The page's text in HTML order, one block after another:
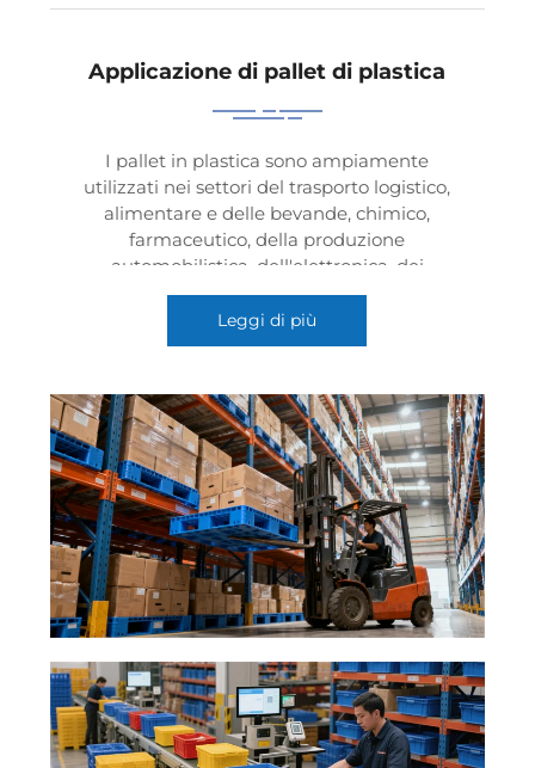
Applicazione di pallet di plastica
I pallet in plastica sono ampiamente
utilizzati nei settori del trasporto logistico,
alimentare e delle bevande, chimico,
farmaceutico, della produzione
automobilistica, dell'elettronica, dei
magazzini frigoriferi, dei magazzini
tridimensionali, dell'imballaggio per
l'esportazione e in altri campi. Grazie alle
corrosione, resistenza al freddo, facilità di
pulizia, antistaticità oppure a un design
standardizzato e intelligente, migliorano
l'efficienza e la sicurezza dello stoccaggio e
del trasporto in vari settori industriali. Le
dimensioni standardizzate sono
perfettamente compatibili con diversi tipi
di scaffalature, consentendo un
impilamento ordinato e uno stoccaggio
tridimensionale delle merci, migliorando
significativamente il rendimento degli
spazi in magazzino. Integrando chip RFID
o codici QR, è possibile monitorare in
tempo reale la posizione del pallet, lo stato
Leggi di più